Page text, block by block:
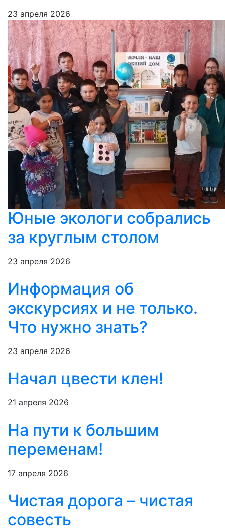
23 апреля 2026
Юные экологи собрались
за круглым столом
23 апреля 2026
Информация об
экскурсиях и не только.
Что нужно знать?
23 апреля 2026
Начал цвести клен!
21 апреля 2026
На пути к большим
переменам!
17 апреля 2026
Чистая дорога – чистая
совесть